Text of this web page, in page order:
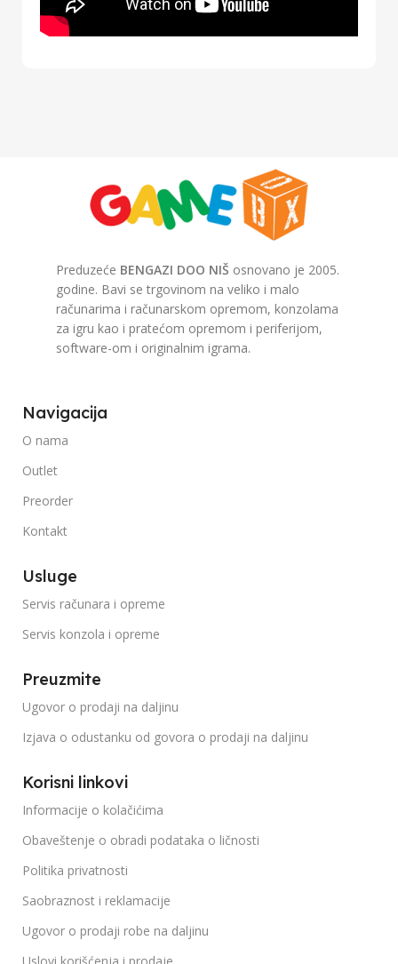
Preduzeće BENGAZI DOO NIŠ osnovano je 2005.
godine. Bavi se trgovinom na veliko i malo
računarima i računarskom opremom, konzolama
za igru kao i pratećom opremom i periferijom,
software-om i originalnim igrama.
Navigacija
O nama
Outlet
Preorder
Kontakt
Usluge
Servis računara i opreme
Servis konzola i opreme
Preuzmite
Ugovor o prodaji na daljinu
Izjava o odustanku od govora o prodaji na daljinu
Korisni linkovi
Informacije o kolačićima
Obaveštenje o obradi podataka o ličnosti
Politika privatnosti
Saobraznost i reklamacije
Ugovor o prodaji robe na daljinu
Uslovi korišćenja i prodaje